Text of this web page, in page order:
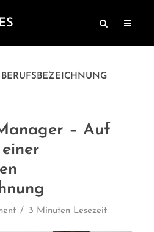
BERUFSBEZEICHNUNG
– Auf
3 Minuten Lesezeit